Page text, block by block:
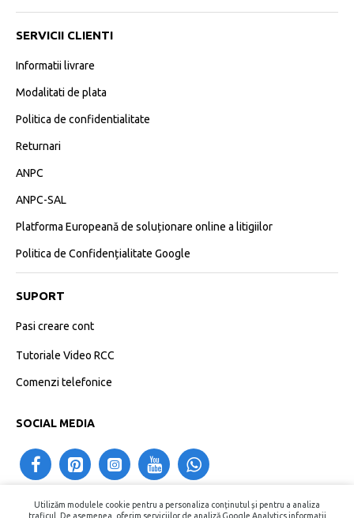
Utilizăm modulele cookie pentru a personaliza conținutul și pentru a analiza
traficul. De asemenea, oferim serviciilor de analiză Google Analytics informații
SERVICII CLIENTI
Informatii livrare
Modalitati de plata
Politica de confidentialitate
Returnari
ANPC
ANPC-SAL
Platforma Europeană de soluționare online a litigiilor
Politica de Confidențialitate Google
SUPORT
Pasi creare cont
Tutoriale Video RCC
Comenzi telefonice
SOCIAL MEDIA
contact@recipientecosmetice.ro